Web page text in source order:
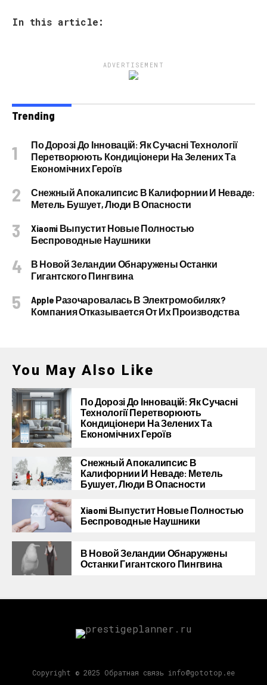
In this article:
ADVERTISEMENT
Trending
По Дорозі До Інновацій: Як Сучасні Технології
Перетворюють Кондиціонери На Зелених Та
Економічних Героїв
Снежный Апокалипсис В Калифорнии И Неваде:
Метель Бушует, Люди В Опасности
Xiaomi Выпустит Новые Полностью
Беспроводные Наушники
В Новой Зеландии Обнаружены Останки
Гигантского Пингвина
Apple Разочаровалась В Электромобилях?
Компания Отказывается От Их Производства
You May Also Like
По Дорозі До Інновацій: Як Сучасні
Технології Перетворюють
Кондиціонери На Зелених Та
Економічних Героїв
Снежный Апокалипсис В
Калифорнии И Неваде: Метель
Бушует, Люди В Опасности
Xiaomi Выпустит Новые Полностью
Беспроводные Наушники
В Новой Зеландии Обнаружены
Останки Гигантского Пингвина
Copyright © 2025 Обратная связь info@gototop.ee